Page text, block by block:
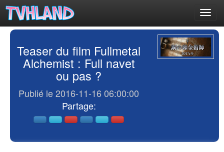
Teaser du film Fullmetal
Alchemist : Full navet
ou pas ?
Publié le 2016-11-16 06:00:00
Partage: